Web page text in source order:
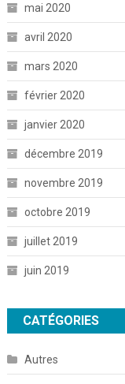
mai 2020
avril 2020
mars 2020
février 2020
janvier 2020
décembre 2019
novembre 2019
octobre 2019
juillet 2019
juin 2019
CATÉGORIES
Autres